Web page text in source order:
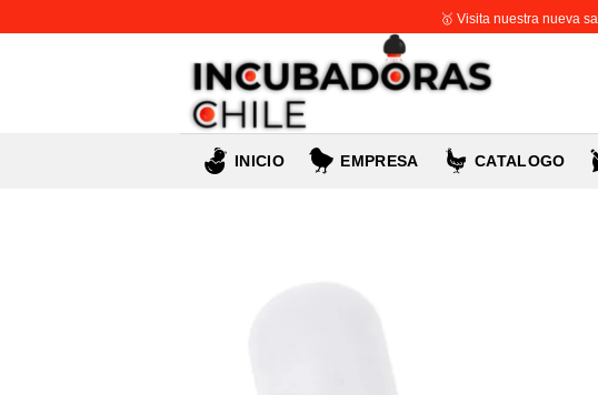
🥇 Visita nuestra nueva
INICIO EMPRESA CATALOGO